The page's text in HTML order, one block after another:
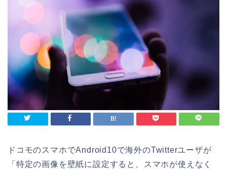
ドコモのスマホでAndroid10で海外のTwitterユーザが
「特定の画像を壁紙に設定すると、スマホが使えなく